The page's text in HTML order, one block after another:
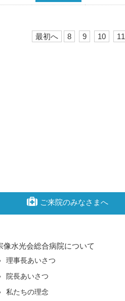
最初へ 8 9 10 11
ご来院のみなさまへ
像水光会総合病院について
理事長あいさつ
院長あいさつ
私たちの理念